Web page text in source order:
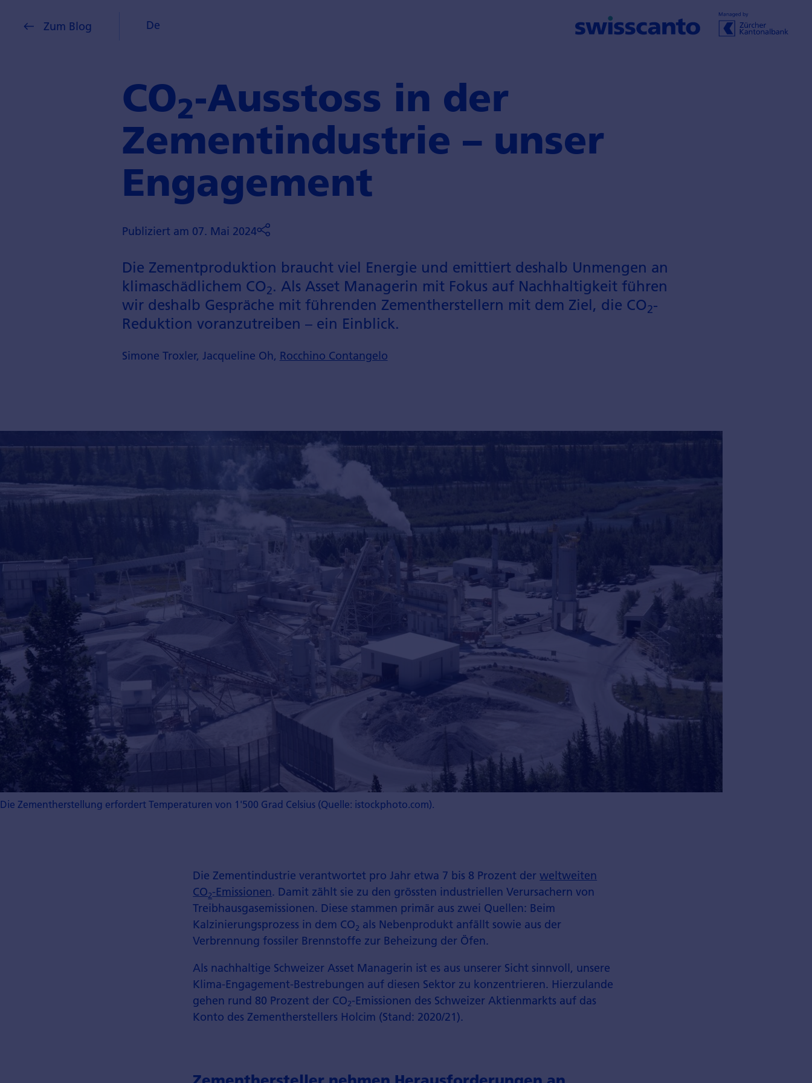
Zum Blog De
CO2-Ausstoss in der
Zementindustrie – unser
Engagement
Publiziert am 07. Mai 2024
Die Zementproduktion braucht viel Energie und emittiert deshalb Unmengen an
klimaschädlichem CO2. Als Asset Managerin mit Fokus auf Nachhaltigkeit führen
wir deshalb Gespräche mit führenden Zementherstellern mit dem Ziel, die CO2-
Reduktion voranzutreiben – ein Einblick.
Simone Troxler, Jacqueline Oh, Rocchino Contangelo
Die Zementherstellung erfordert Temperaturen von 1'500 Grad Celsius (Quelle: istockphoto.com).
Die Zementindustrie verantwortet pro Jahr etwa 7 bis 8 Prozent derweltweiten
CO2-Emissionen. Damit zählt sie zu den grössten industriellen Verursachern von
Treibhaus­gasemissionen. Diese stammen primär aus zwei Quellen: Beim
Kalzinierungsprozess in dem CO2 als Nebenprodukt anfällt sowie aus der
Verbrennung fossiler Brennstoffe zur Beheizung der Öfen.
Als nachhaltige Schweizer Asset Managerin ist es aus unserer Sicht sinnvoll, unsere
Klima-Engagement-Bestrebungen auf diesen Sektor zu konzentrieren. Hierzulande
gehen rund 80 Prozent der CO2-Emissionen des Schweizer Aktienmarkts auf das
Konto des Zementherstellers Holcim (Stand: 2020/21).